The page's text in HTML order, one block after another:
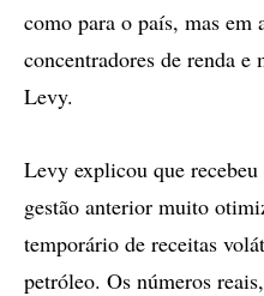
como para o país, mas em
concentradores de renda e
Levy.
Levy explicou que
gestão anterior muito
temporário de receitas
petróleo. Os números